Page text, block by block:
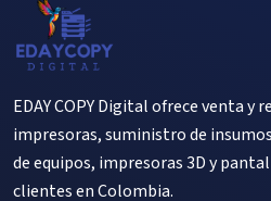
EDAY COPY Digital ofrece venta y
impresoras, suministro de
de equipos, impresoras 3D y
clientes en Colombia.